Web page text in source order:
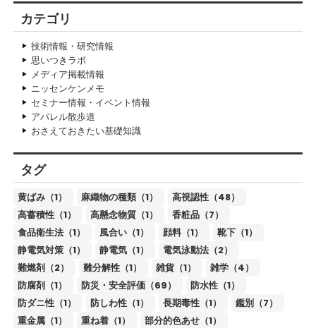
カテゴリ
技術情報・研究情報
思いつきラボ
メディア掲載情報
ニッセンケンメモ
セミナー情報・イベント情報
アパレル散歩道
おさえておきたい基礎知識
タグ
黄ばみ（1） 麻織物の種類（1）
高視認性（48）
高蓄積性（1）
高懸念物質（1）
香粧品（7）
食品衛生法（1）
風合い（1） 顔料（1）
靴下（1）
静電気対策（1）
静電気（1）
電気泳動法（2）
難燃剤（2）
難分解性（1） 雑貨（1）
雑学（4）
防腐剤（1）
防災・安全評価（69）
防水性（1）
防ダニ性（1）
防しわ性（1） 長期毒性（1）
鑑別（7）
重金属（1）
重ね着（1）
部分的色あせ（1）